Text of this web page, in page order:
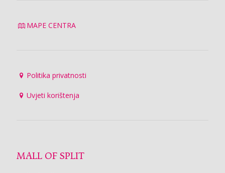
MAPE CENTRA
Politika privatnosti
Uvjeti korištenja
MALL OF SPLIT